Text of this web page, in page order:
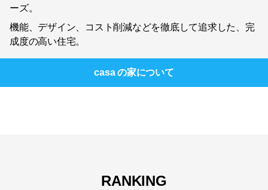
ーズ。
機能、デザイン、コスト削減などを徹底して追求した、完
成度の高い住宅。
casa の家について
RANKING